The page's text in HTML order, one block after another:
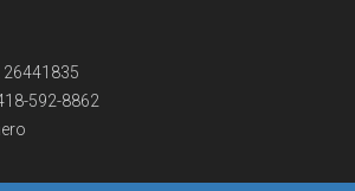
26441835
592-8862